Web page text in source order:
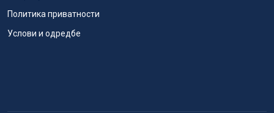
Политика приватности
Услови и одредбе